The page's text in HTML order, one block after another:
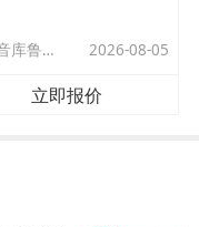
巴音库鲁提镇,托帕口岸六号库房 2026-08-05
立即报价